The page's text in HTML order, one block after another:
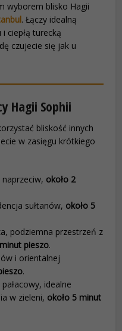
wyborem blisko Hagii
. Łączy idealną
ciepłą turecką
czujecie się jak u
Hagii Sophii
bliskość innych
w zasięgu krótkiego
naprzeciw, około 2
sułtanów, około 5
podziemna przestrzeń z
pieszo.
i orientalnej
.
idealne
w zieleni, około 5 minut